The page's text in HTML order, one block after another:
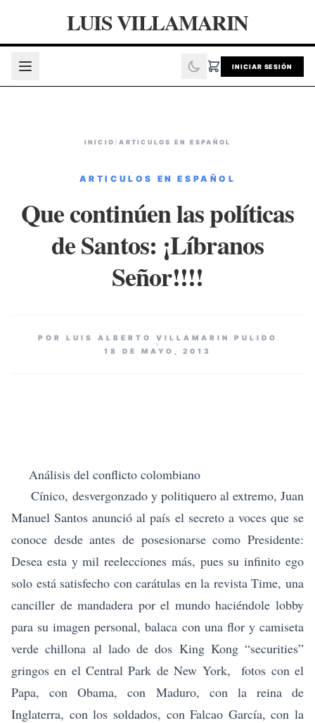
LUIS VILLAMARIN
INICIAR SESIÓN
INICIO /ARTICULOS EN ESPAÑOL
ARTICULOS EN ESPAÑOL
Que continúen las políticas
de Santos: ¡Líbranos
Señor!!!!
POR LUIS ALBERTO VILLAMARIN PULIDO
18 DE MAYO, 2013
Análisis del conflicto colombiano
Cínico, desvergonzado y politiquero al extremo, Juan
Manuel Santos anunció al país el secreto a voces que se
conoce desde antes de posesionarse como Presidente:
Desea esta y mil reelecciones más, pues su infinito ego
solo está satisfecho con carátulas en la revista Time, una
canciller de mandadera por el mundo haciéndole lobby
para su imagen personal, balaca con una flor y camiseta
verde chillona al lado de dos King Kong “securities”
gringos en el Central Park de New York, fotos con el
Papa, con Obama, con Maduro, con la reina de
Inglaterra, con los soldados, con Falcao García, con la